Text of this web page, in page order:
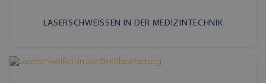
LASERSCHWEISSEN IN DER MEDIZINTECHNIK